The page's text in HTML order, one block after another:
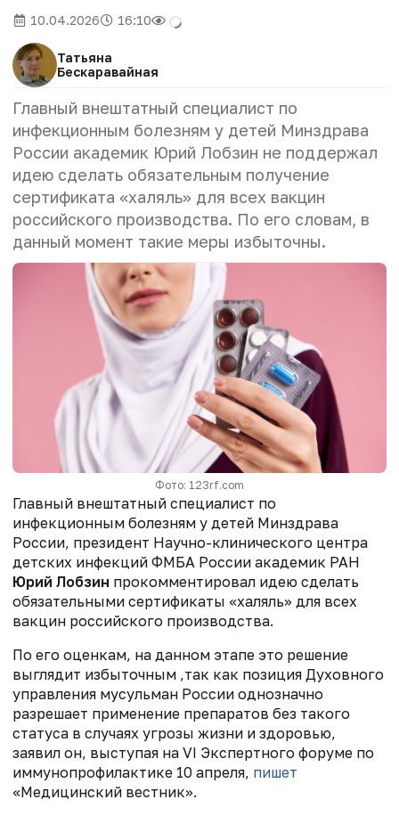
10.04.2026 16:10
Татьяна
Бескаравайная
Главный внештатный специалист по
инфекционным болезням у детей Минздрава
России академик Юрий Лобзин не поддержал
идею сделать обязательным получение
сертификата «халяль» для всех вакцин
российского производства. По его словам, в
данный момент такие меры избыточны.
Фото: 123rf.com
Главный внештатный специалист по
инфекционным болезням у детей Минздрава
России, президент Научно-клинического центра
детских инфекций ФМБА России академик РАН
Юрий Лобзин прокомментировал идею сделать
обязательными сертификаты «халяль» для всех
вакцин российского производства.
По его оценкам, на данном этапе это решение
выглядит избыточным ,так как позиция Духовного
управления мусульман России однозначно
разрешает применение препаратов без такого
статуса в случаях угрозы жизни и здоровью,
заявил он, выступая на VI Экспертного форуме по
иммунопрофилактике 10 апреля, пишет
«Медицинский вестник».